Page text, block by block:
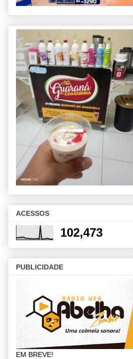
ACESSOS
102,473
PUBLICIDADE
EM BREVE!